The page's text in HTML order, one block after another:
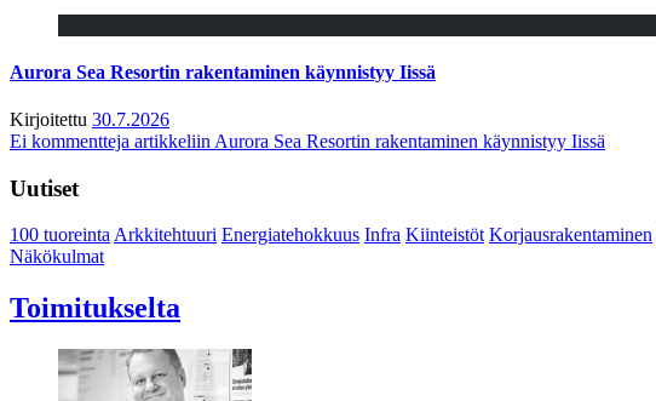
Aurora Sea Resortin rakentaminen käynnistyy Iissä
Kirjoitettu 30.7.2026
Ei kommentteja artikkeliin Aurora Sea Resortin rakentaminen käynnistyy Iissä
Uutiset
100 tuoreintaArkkitehtuuri Energiatehokkuus Infra Kiinteistöt Korjausrakentaminen
Näkökulmat
Toimitukselta